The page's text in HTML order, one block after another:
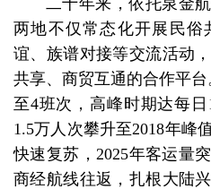
两地不仅常态化开展民俗
谊、族谱对接等交流活动
共享、商贸互通的合作平
至4班次，高峰时期达每
1.5万人次攀升至2018年峰
快速复苏，2025年客运量
商经航线往返，扎根大陆